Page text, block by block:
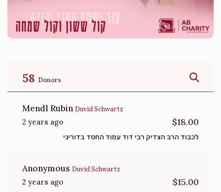
58 Donors
Mendl Rubin Duvid Schwartz
2 years ago $18.00
לכבוד הרב הצדיק רבי דוד עמוד החסד בדוריני
Anonymous Duvid Schwartz
2 years ago $15.00